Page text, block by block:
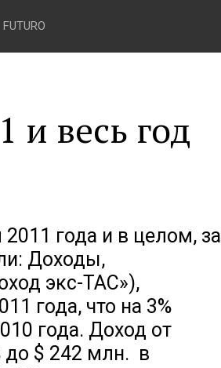
FUTURO
и весь год
2011 года и в целом, за
Доходы,
экс-ТАС»),
года, что на 3%
года. Доход от
до $ 242 млн. в